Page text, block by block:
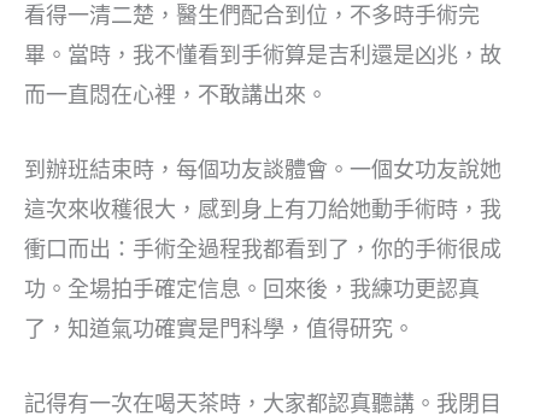
看得一清二楚，醫生們配合到位，不多時手術完
畢。當時，我不懂看到手術算是吉利還是凶兆，故
而一直悶在心裡，不敢講出來。
到辦班結束時，每個功友談體會。一個女功友說她
這次來收穫很大，感到身上有刀給她動手術時，我
衝口而出：手術全過程我都看到了，你的手術很成
功。全場拍手確定信息。回來後，我練功更認真
了，知道氣功確實是門科學，值得研究。
記得有一次在喝天茶時，大家都認真聽講。我閉目